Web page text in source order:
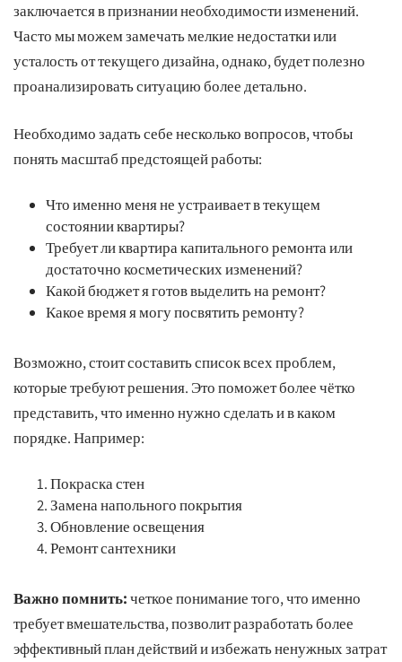
заключается в признании необходимости изменений.
Часто мы можем замечать мелкие недостатки или
усталость от текущего дизайна, однако, будет полезно
проанализировать ситуацию более детально.
Необходимо задать себе несколько вопросов, чтобы
понять масштаб предстоящей работы:
Что именно меня не устраивает в текущем
состоянии квартиры?
Требует ли квартира капитального ремонта или
достаточно косметических изменений?
Какой бюджет я готов выделить на ремонт?
Какое время я могу посвятить ремонту?
Возможно, стоит составить список всех проблем,
которые требуют решения. Это поможет более чётко
представить, что именно нужно сделать и в каком
порядке. Например:
Покраска стен
Замена напольного покрытия
Обновление освещения
Ремонт сантехники
Важно помнить:четкое понимание того, что именно
требует вмешательства, позволит разработать более
эффективный план действий и избежать ненужных затрат